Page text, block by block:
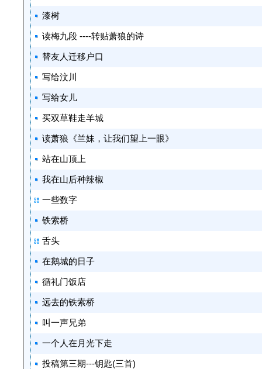
漆树
读梅九段 ----转贴萧狼的诗
替友人迁移户口
写给汶川
写给女儿
买双草鞋走羊城
读萧狼《兰妹，让我们望上一眼》
站在山顶上
我在山后种辣椒
一些数字
铁索桥
舌头
在鹅城的日子
循礼门饭店
远去的铁索桥
叫一声兄弟
一个人在月光下走
投稿第三期---钥匙(三首)